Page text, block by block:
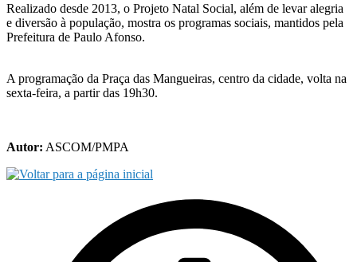
Realizado desde 2013, o Projeto Natal Social, além de levar alegria
e diversão à população, mostra os programas sociais, mantidos pela
Prefeitura de Paulo Afonso.
A programação da Praça das Mangueiras, centro da cidade, volta na
sexta-feira, a partir das 19h30.
Autor: ASCOM/PMPA